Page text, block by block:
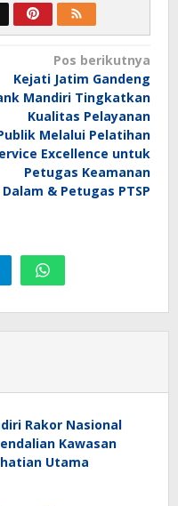
Pos berikutnya
Kejati Jatim Gandeng
Mandiri Tingkatkan
Kualitas Pelayanan
Melalui Pelatihan
Excellence untuk
Petugas Keamanan
Dalam & Petugas PTSP
Rakor Nasional
Kawasan
Utama